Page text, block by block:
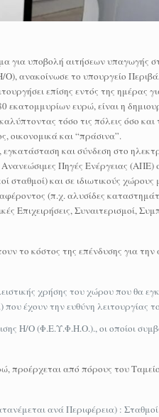
για υποβολή αιτήσεων υπαγωγής
ανακοίνωσε το υπουργείο
επίσης εντός της ημέρας
ευρώ, είναι η
τόσο τις πόλεις όσο και
οικονομικά και “πράσινα”.
και σύνδεση στο
Πηγές Ενέργειας (ΑΠΕ)
σταθμοί) και σε ιδιωτικούς
(π.χ. αλυσίδες
Επιχειρήσεις, Συναιτερισμοί,
το κόστος της επένδυσης για
χρήσης του χώρου που θα
έχουν την ευθύνη λειτουργίας
Η/Ο (Φ.Ε.Υ.Φ.Η.Ο.)., οι οποίοι
προέρχεται από πόρους του
ανά Περιφέρεια) :